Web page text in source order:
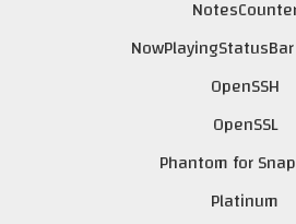
OpenSSH
OpenSSL
Phantom for
Platinum